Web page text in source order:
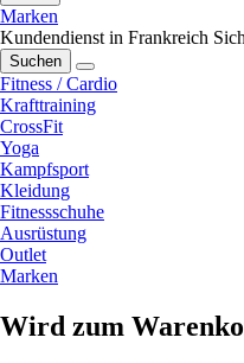
Marken
Kundendienst in Frankreich
Suchen
Fitness / Cardio
Krafttraining
CrossFit
Yoga
Kampfsport
Kleidung
Fitnessschuhe
Ausrüstung
Outlet
Marken
Wird zum